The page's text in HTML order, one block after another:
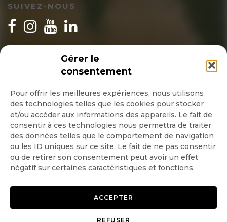
Gérer le
consentement
Pour offrir les meilleures expériences, nous utilisons
des technologies telles que les cookies pour stocker
et/ou accéder aux informations des appareils. Le fait de
consentir à ces technologies nous permettra de traiter
des données telles que le comportement de navigation
ou les ID uniques sur ce site. Le fait de ne pas consentir
ou de retirer son consentement peut avoir un effet
négatif sur certaines caractéristiques et fonctions.
ACCEPTER
REFUSER
SUIVEZ-NOUS
INSCRIPTION NEWSLETTER
Quotidienne
Hebdo
OK